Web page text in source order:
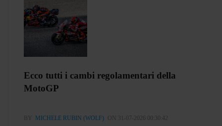
Ecco tutti i cambi regolamentari della
MotoGP
BY MICHELE RUBIN (WOLF) ON 31-07-2026 00:30:42